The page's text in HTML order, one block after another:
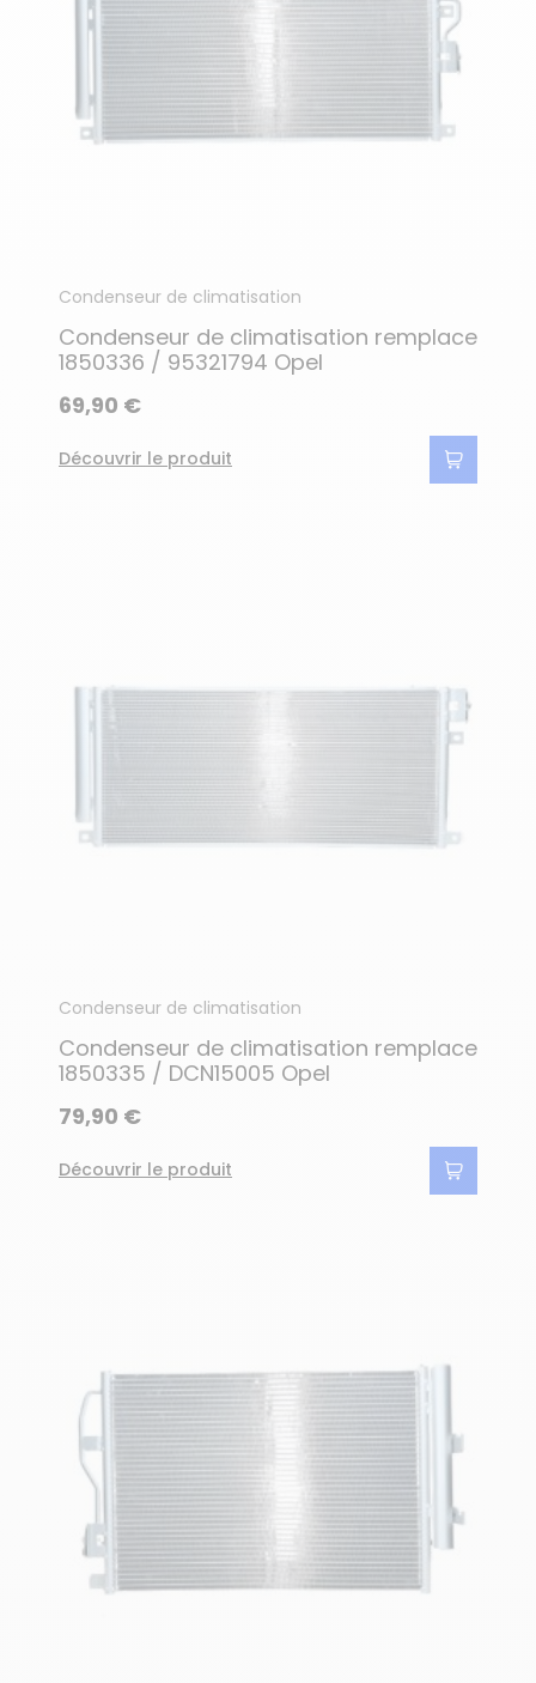
Condenseur de climatisation
Condenseur de climatisation remplace
1850336 / 95321794 Opel
69,90 €
Découvrir le produit
Condenseur de climatisation
Condenseur de climatisation remplace
1850335 / DCN15005 Opel
79,90 €
Découvrir le produit